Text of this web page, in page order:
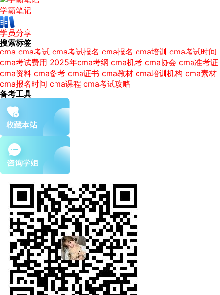
学霸笔记
学员分享
搜索标签
cma cma考试 cma考试报名 cma报名 cma培训 cma考试时间
cma考试费用 2025年cma考纲 cma机考 cma协会 cma准考证
cma资料 cma备考 cma证书 cma教材 cma培训机构 cma素材
cma报名时间 cma课程 cma考试攻略
备考工具